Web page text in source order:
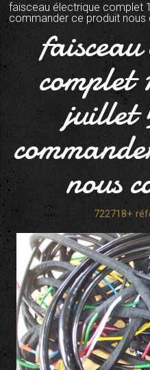
faisceau électrique complet
commander ce produit nous
complet
juillet
nous
722718+